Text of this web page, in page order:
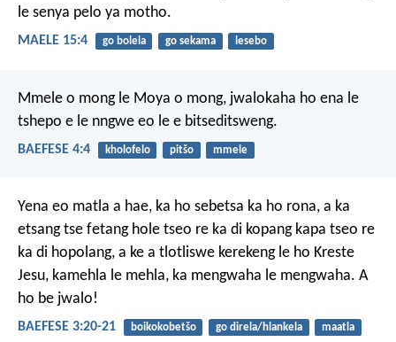
le senya pelo ya motho.
MAELE 15:4 go bolela go sekama lesebo
Mmele o mong le Moya o mong, jwalokaha ho ena le
tshepo e le nngwe eo le e bitseditsweng.
BAEFESE 4:4 kholofelo pitšo mmele
Yena eo matla a hae, ka ho sebetsa ka ho rona, a ka
etsang tse fetang hole tseo re ka di kopang kapa tseo re
ka di hopolang, a ke a tlotliswe kerekeng le ho Kreste
Jesu, kamehla le mehla, ka mengwaha le mengwaha. A
ho be jwalo!
BAEFESE 3:20-21 boikokobetšo go direla/hlankela maatla